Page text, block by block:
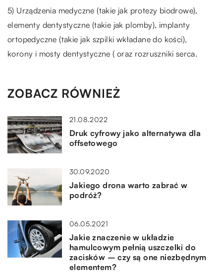
5) Urządzenia medyczne (takie jak protezy biodrowe),
elementy dentystyczne (takie jak plomby), implanty
ortopedyczne (takie jak szpilki wkładane do kości),
korony i mosty dentystyczne ( oraz rozruszniki serca.
ZOBACZ RÓWNIEŻ
21.08.2022
Druk cyfrowy jako alternatywa dla
offsetowego
30.09.2020
Jakiego drona warto zabrać w
podróż?
06.05.2021
Jakie znaczenie w układzie
hamulcowym pełnią uszczelki do
zacisków – czy są one niezbędnym
elementem?